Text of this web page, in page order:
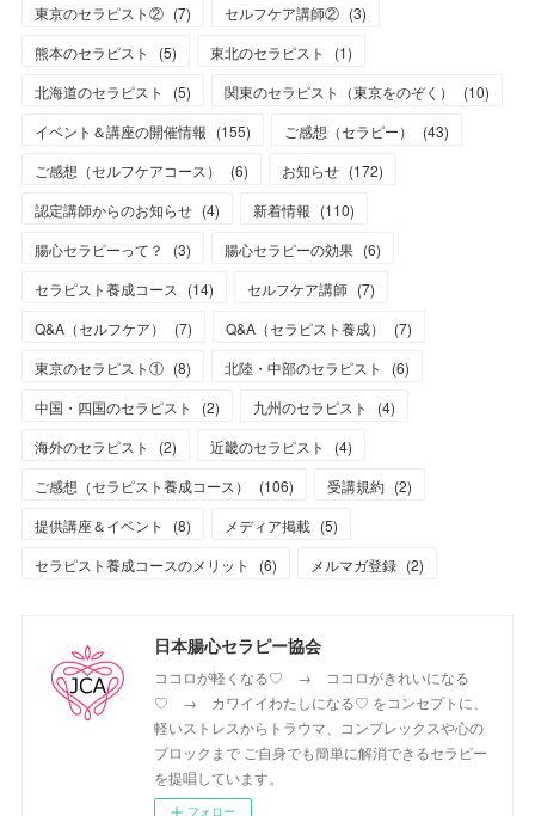
東京のセラピスト② (7) セルフケア講師② (3)
熊本のセラピスト
(5) 東北のセラピスト (1)
北海道のセラピスト
(5) 関東のセラピスト（東京をのぞく） (10)
イベント＆講座の開催情報 (155) ご感想（セラピー） (43)
ご感想（セルフケアコース）
(6) お知らせ (172)
認定講師からのお知らせ (4) 新着情報 (110)
腸心セラピーって？
(3) 腸心セラピーの効果 (6)
セラピスト養成コース
(14) セルフケア講師 (7)
Q&A（セルフケア）
(7) Q&A（セラピスト養成） (7)
東京のセラピスト① (8) 北陸・中部のセラピスト (6)
中国・四国のセラピスト
(2) 九州のセラピスト (4)
海外のセラピスト
(2) 近畿のセラピスト (4)
ご感想（セラピスト養成コース）
(106) 受講規約 (2)
提供講座＆イベント
(8) メディア掲載 (5)
セラピスト養成コースのメリット
(6) メルマガ登録 (2)
日本腸心セラピー協会
ココロが軽くなる♡ → ココロがきれいになる
♡ → カワイイわたしになる♡ をコンセプトに、
軽いストレスからトラウマ、コンプレックスや心の
ブロックまで ご自身でも簡単に解消できるセラピー
を提唱しています。
フォロー